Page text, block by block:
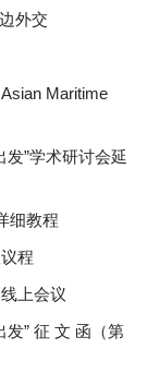
外交
Maritime
”学术研讨会延
细教程
程
上会议
” 征 文 函（第